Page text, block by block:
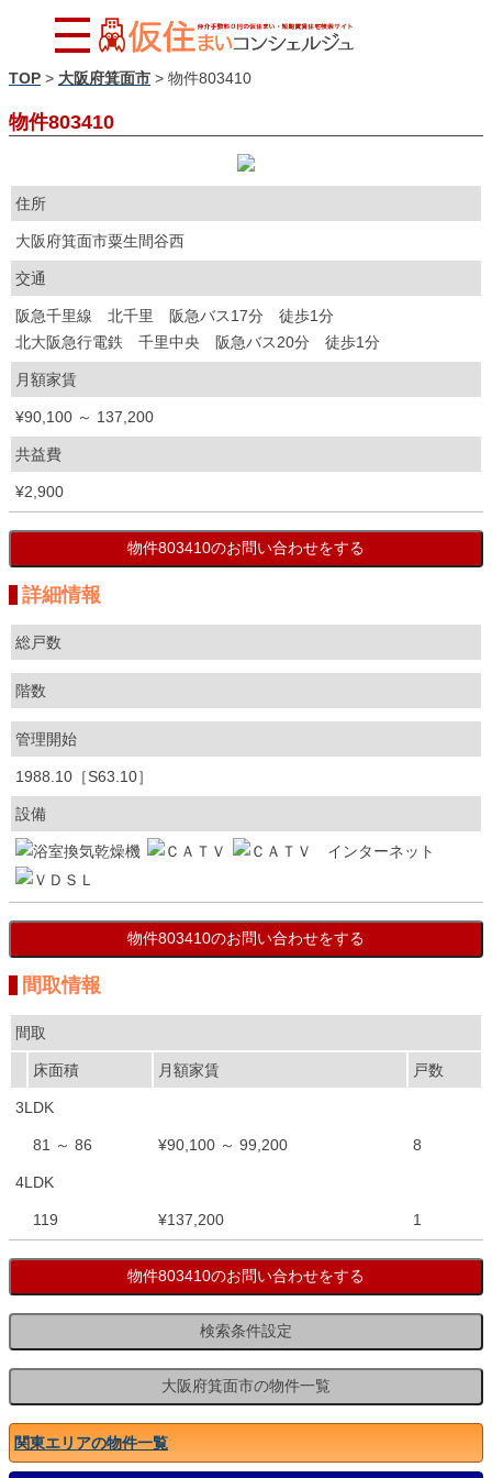
TOP > 大阪府箕面市 > 物件803410
物件803410
住所
大阪府箕面市粟生間谷西
交通
阪急千里線 北千里 阪急バス17分 徒歩1分
北大阪急行電鉄 千里中央 阪急バス20分 徒歩1分
月額家賃
¥90,100 ～ 137,200
共益費
¥2,900
詳細情報
総戸数
階数
管理開始
1988.10［S63.10］
設備
間取情報
間取
床面積 月額家賃 戸数
3LDK
81 ～ 86 ¥90,100 ～ 99,200 8
4LDK
119 ¥137,200 1
関東エリアの物件一覧